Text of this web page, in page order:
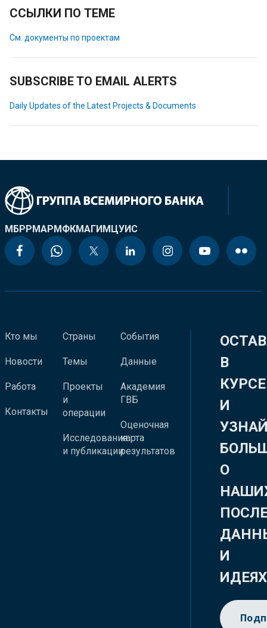
ССЫЛКИ ПО ТЕМЕ
См. документы по проектам
SUBSCRIBE TO EMAIL ALERTS
Daily Updates of the Latest Projects & Documents
МБРРМАРМФКМАГИМЦУИС
Кто мы
Новости
Работа
Контакты
Страны
Темы
Проекты
и
операции
Исследования
и публикации
События
Данные
Академия
ГВБ
Оценочная
карта
результатов
В
КУРСЕ
И
О
И
ИДЕЯХ